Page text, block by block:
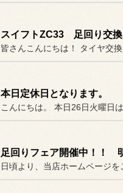
スイフトZC33 足回り交換
本日定休日となります。